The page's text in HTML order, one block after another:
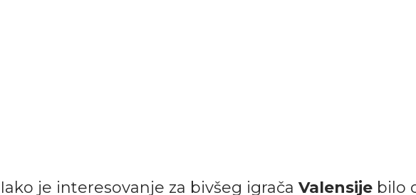
Iako je interesovanje za bivšeg igrača Valensije bilo